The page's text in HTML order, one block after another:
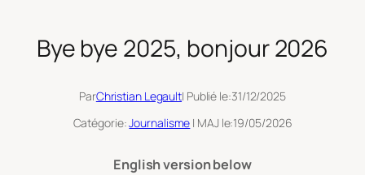
Bye bye 2025, bonjour 2026
ParChristian Legault| Publié le:31/12/2025
Catégorie:Journalisme | MAJ le:19/05/2026
English version below